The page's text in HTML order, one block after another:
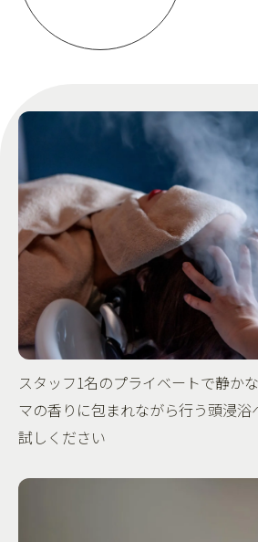
スタッフ1名のプライベートで静か
マの香りに包まれながら行う頭浸
試しください